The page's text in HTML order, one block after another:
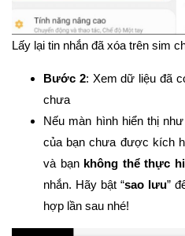
Lấy lại tin nhắn đã xóa trên sim
Bước 2: Xem dữ liệu đã
chưa
Nếu màn hình hiển thị
của bạn chưa được kích
và bạn không thể thực
nhắn. Hãy bật “sao lưu”
hợp lần sau nhé!